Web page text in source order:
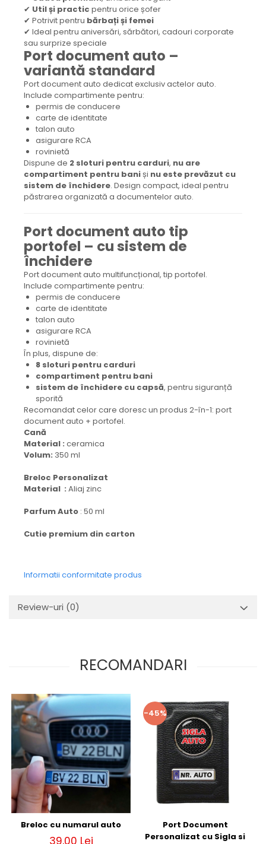
✔ Util și practic pentru orice șofer
✔ Potrivit pentru bărbați și femei
✔ Ideal pentru aniversări, sărbători, cadouri corporate
sau surprize speciale
Port document auto –
variantă standard
Port document auto dedicat exclusiv actelor auto.
Include compartimente pentru:
permis de conducere
carte de identitate
talon auto
asigurare RCA
rovinietă
Dispune de 2 sloturi pentru carduri, nu are
compartiment pentru baniși nu este prevăzut cu
sistem de închidere. Design compact, ideal pentru
păstrarea organizată a documentelor auto.
Port document auto tip
portofel – cu sistem de
închidere
Port document auto multifuncțional, tip portofel.
Include compartimente pentru:
permis de conducere
carte de identitate
talon auto
asigurare RCA
rovinietă
În plus, dispune de:
8 sloturi pentru carduri
compartiment pentru bani
sistem de închidere cu capsă, pentru siguranță
sporită
Recomandat celor care doresc un produs 2-în-1: port
document auto + portofel.
Cană
Material : ceramica
Volum: 350 ml
Breloc Personalizat
Material : Aliaj zinc
Parfum Auto : 50 ml
Cutie premium din carton
Informatii conformitate produs
Review-uri (0)
RECOMANDARI
Breloc cu numarul auto
39,00 Lei
-45%
Port Document
Personalizat cu Sigla si